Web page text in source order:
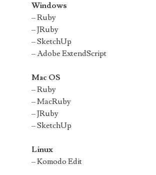
Windows
– Ruby
– JRuby
– SketchUp
– Adobe ExtendScript
Mac OS
– Ruby
– MacRuby
– JRuby
– SketchUp
Linux
– Komodo Edit